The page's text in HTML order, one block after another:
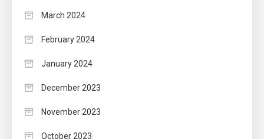
March 2024
February 2024
January 2024
December 2023
November 2023
October 2023